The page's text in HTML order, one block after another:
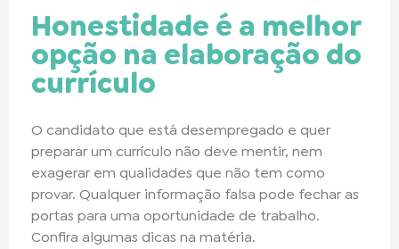
Honestidade é a melhor
opção na elaboração do
currículo
O candidato que está desempregado e quer
preparar um currículo não deve mentir, nem
exagerar em qualidades que não tem como
provar. Qualquer informação falsa pode fechar as
portas para uma oportunidade de trabalho.
Confira algumas dicas na matéria.